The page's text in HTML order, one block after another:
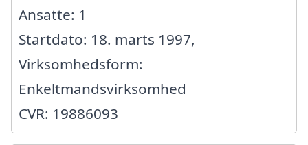
Ansatte: 1
Startdato: 18. marts 1997,
Virksomhedsform:
Enkeltmandsvirksomhed
CVR: 19886093